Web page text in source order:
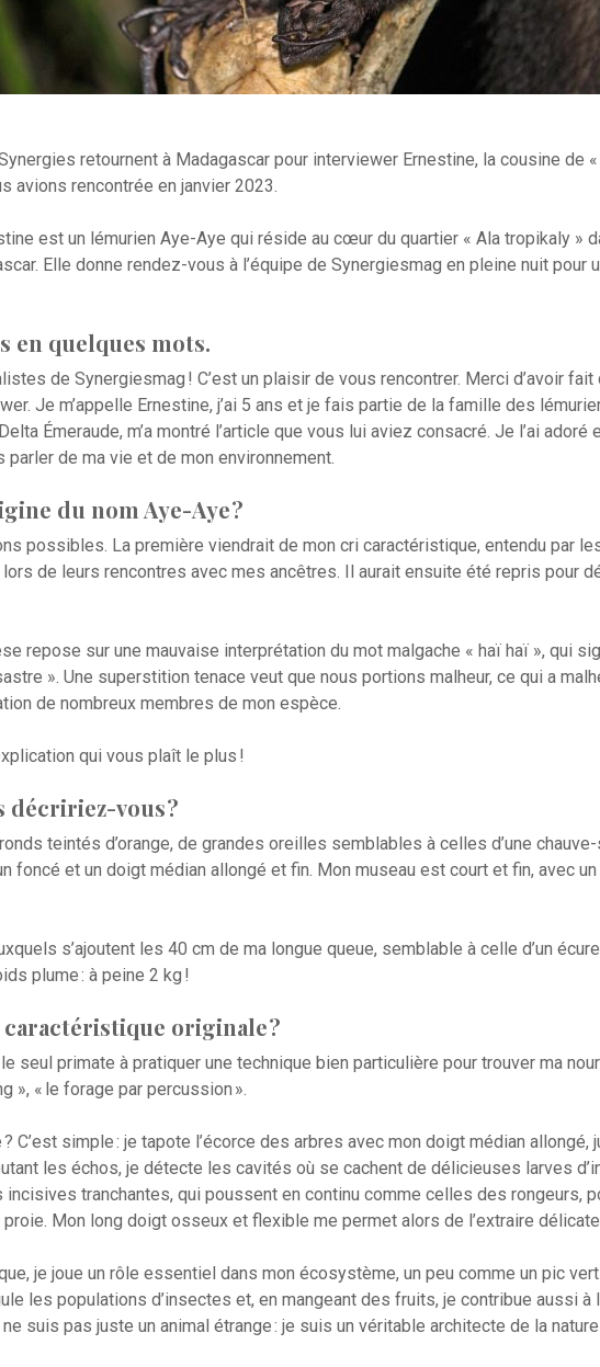
retournent à Madagascar pour interviewer Ernestine, la cousine de
avions rencontrée en janvier 2023.
est un lémurien Aye-Aye qui réside au cœur du quartier « Ala tropikaly »
Elle donne rendez-vous à l’équipe de Synergiesmag en pleine nuit pour
en quelques mots.
de Synergiesmag ! C’est un plaisir de vous rencontrer. Merci d’avoir
Je m’appelle Ernestine, j’ai 5 ans et je fais partie de la famille des
Émeraude, m’a montré l’article que vous lui aviez consacré. Je l’ai adoré
parler de ma vie et de mon environnement.
du nom Aye-Aye ?
possibles. La première viendrait de mon cri caractéristique, entendu par
de leurs rencontres avec mes ancêtres. Il aurait ensuite été repris pour
repose sur une mauvaise interprétation du mot malgache « haï haï », qui
». Une superstition tenace veut que nous portions malheur, ce qui a
de nombreux membres de mon espèce.
qui vous plaît le plus !
décririez-vous ?
teintés d’orange, de grandes oreilles semblables à celles d’une
foncé et un doigt médian allongé et fin. Mon museau est court et fin, avec
s’ajoutent les 40 cm de ma longue queue, semblable à celle d’un
plume : à peine 2 kg !
caractéristique originale ?
seul primate à pratiquer une technique bien particulière pour trouver ma
», « le forage par percussion ».
C’est simple : je tapote l’écorce des arbres avec mon doigt médian allongé,
les échos, je détecte les cavités où se cachent de délicieuses larves
incisives tranchantes, qui poussent en continu comme celles des rongeurs,
Mon long doigt osseux et flexible me permet alors de l’extraire
je joue un rôle essentiel dans mon écosystème, un peu comme un pic
les populations d’insectes et, en mangeant des fruits, je contribue aussi à
suis pas juste un animal étrange : je suis un véritable architecte de la nature